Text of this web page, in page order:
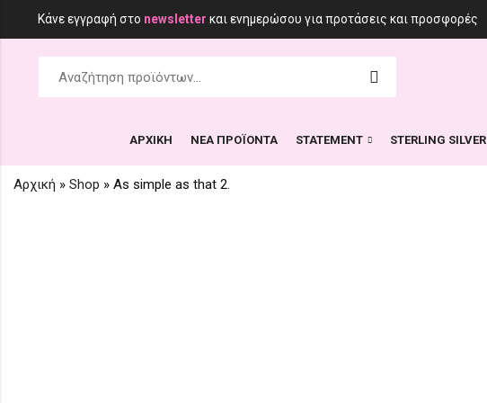
Κάνε εγγραφή στο newsletter και ενημερώσου για προτάσεις και προσφορές
ΑΡΧΙΚΗ ΝΕΑ ΠΡΟΪΟΝΤΑ STATEMENT STERLING SILVER
Αρχική » Shop » As simple as that 2.